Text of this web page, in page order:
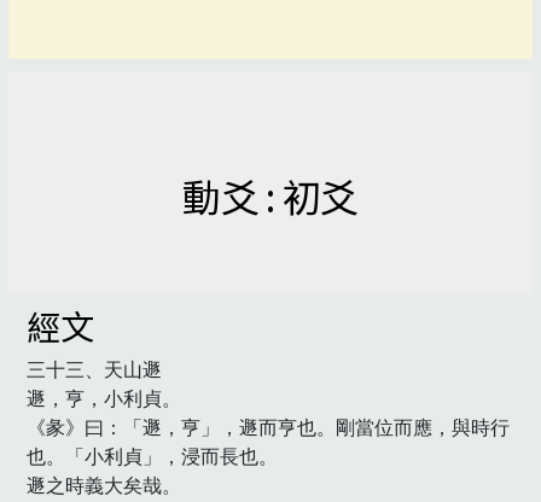
動爻 : 初爻
經文
三十三、天山遯
遯，亨，小利貞。
《彖》曰：「遯，亨」，遯而亨也。剛當位而應，與時行
也。「小利貞」，浸而長也。
遯之時義大矣哉。